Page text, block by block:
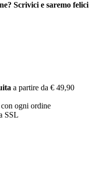
Scrivici e saremo felici
a partire da € 49,90
con ogni ordine
SSL